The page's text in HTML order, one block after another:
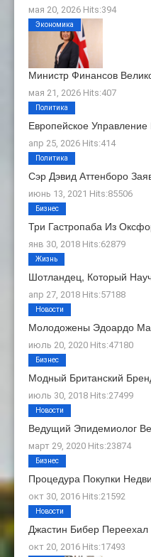
мая 20, 2026 Hits:394
Министр Финансов
мая 21, 2026 Hits:407
Экономика
Европейское
апр 25, 2026 Hits:414
Политика
Сэр Дэвид Аттенборо
июнь 13, 2021 Hits:85506
Политика
Три Гастропаба Из
янв 30, 2018 Hits:62879
Бизнес
Шотландец, Который
апр 27, 2018 Hits:57188
Жизнь
Молодожены Эдоардо
июль 20, 2020 Hits:47180
Новости
Модный Британский
июль 30, 2018 Hits:27499
Бизнес
Ведущий Эпидемиолог
март 29, 2020 Hits:23874
Новости
Процедура Покупки
окт 30, 2016 Hits:21592
Бизнес
Джастин Бибер
окт 20, 2016 Hits:17493
Новости